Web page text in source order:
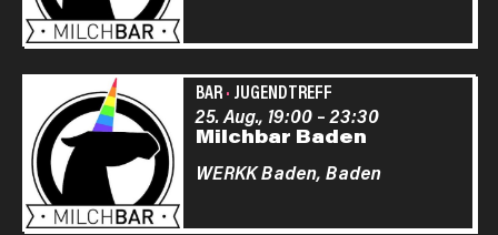
BAR· JUGENDTREFF
Milchbar Baden
25. Aug., 19:00–23:30
WERKK Baden, Baden